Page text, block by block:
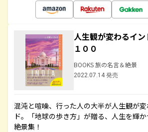
人生観が変わるイ
１００
BOOKS 旅の名言＆絶景
2022.07.14 発売
混沌と喧噪、行った人の大半が人生観が
ド。「地球の歩き方」が贈る、人生を輝
絶景集！